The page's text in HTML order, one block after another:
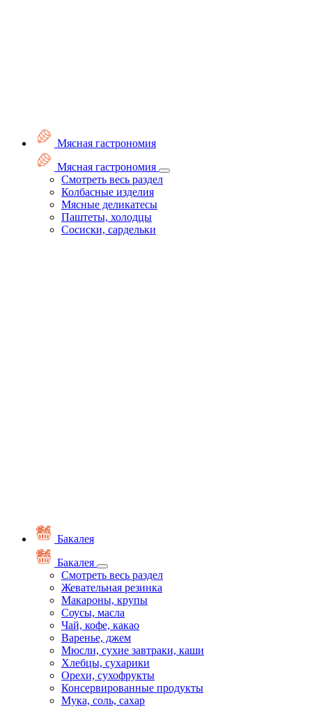
Мясная гастрономия
Мясная гастрономия
Смотреть весь раздел
Колбасные изделия
Мясные деликатесы
Паштеты, холодцы
Сосиски, сардельки
Бакалея
Бакалея
Смотреть весь раздел
Жевательная резинка
Макароны, крупы
Соусы, масла
Чай, кофе, какао
Варенье, джем
Мюсли, сухие завтраки, каши
Хлебцы, сухарики
Орехи, сухофрукты
Консервированные продукты
Мука, соль, сахар